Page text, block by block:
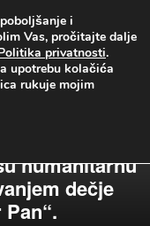
bolnice
humanitarnu
dečje
i
Vas, pročitajte dalje
privatnosti.
upotrebu kolačića
rukuje mojim